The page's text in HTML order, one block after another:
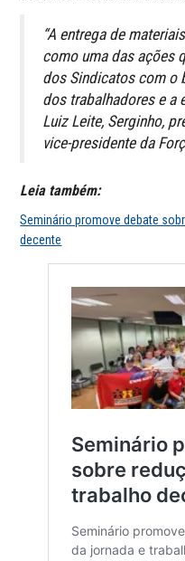
“A entrega de
como uma das ações
dos Sindicatos com o
dos trabalhadores e a
Luiz Leite, Serginho,
vice-presidente da
Leia também:
Seminário promove debate
decente